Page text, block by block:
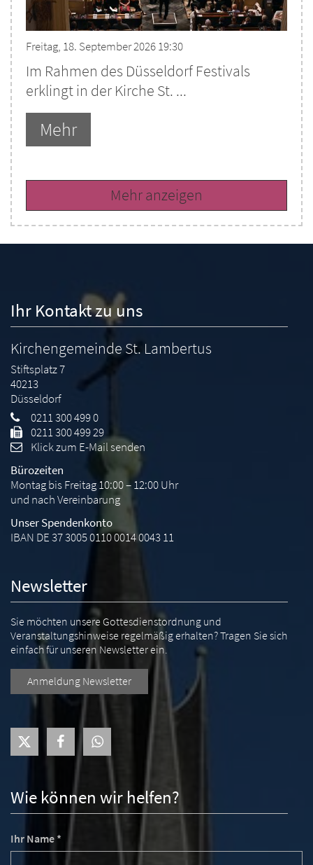
Freitag, 18. September 2026 19:30
Im Rahmen des Düsseldorf Festivals
erklingt in der Kirche St. ...
Mehr
Mehr anzeigen
Wie können wir helfen?
Ihr Name *
Ihr Kontakt zu uns
Kirchengemeinde St. Lambertus
Stiftsplatz 7
40213
Düsseldorf
0211 300 499 0
0211 300 499 29
Klick zum E-Mail senden
Bürozeiten
Montag bis Freitag 10:00 – 12:00 Uhr
und nach Vereinbarung
Unser Spendenkonto
IBAN DE 37 3005 0110 0014 0043 11
Newsletter
Sie möchten unsere Gottesdienstordnung und
Veranstaltungshinweise regelmäßig erhalten? Tragen Sie sich
einfach für unseren Newsletter ein.
Anmeldung Newsletter